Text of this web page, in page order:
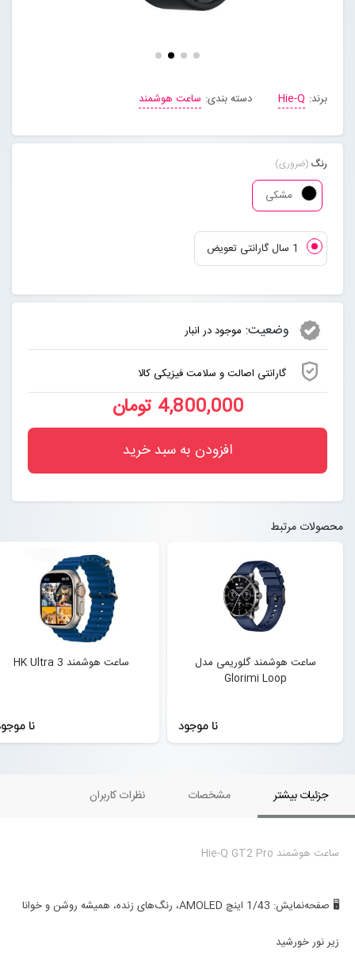
درباره ما
ورود به سایت
برند: Hie-Q دسته بندی: ساعت هوشمند
رنگ (ضروری)
مشکی
1 سال گارانتی تعویض
وضعیت: موجود در انبار
گارانتی اصالت و سلامت فیزیکی کالا
4,800,000 تومان
افزودن به سبد خرید
محصولات مرتبط
ساعت هوشمند گلوریمی مدل
Glorimi Loop
نا موجود
ساعت هوشمند HK Ultra 3
نا
جزئیات بیشتر مشخصات نظرات کاربران
ساعت هوشمند Hie-Q GT2 Pro
🖥️ صفحه‌نمایش: 1/43 اینچ AMOLED، رنگ‌های زنده، همیشه روشن و خوانا
زیر نور خورشید